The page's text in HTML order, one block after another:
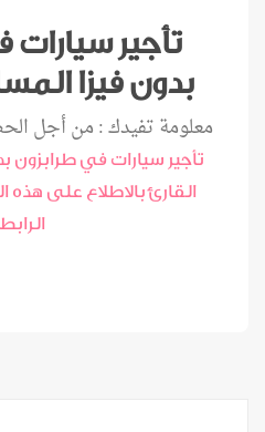
تأجير
بدون فيزا
معلومة تفيدك : من أجل
تأجير سيارات في طرابزون
القارئ بالاطلاع على هذه
الرابط